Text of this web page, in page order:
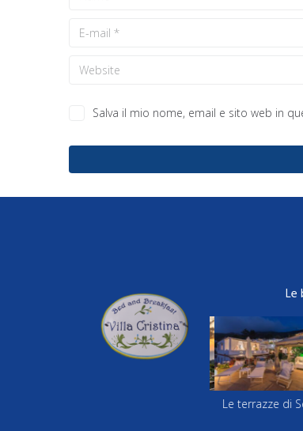
Salva il mio nome, email e sito web in
Le
Le terrazze di